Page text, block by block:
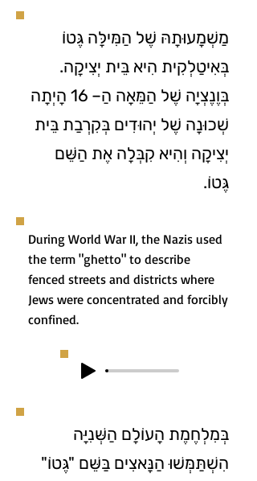
מַשְׁמָעוּתָהּ שֶׁל הַמִּילָּה גֶּטוֹ
בְּאִיטַלְקִית הִיא בֵּית יְצִיקָה.
בְּוֶנֶצְיָה שֶׁל הַמֵּאָה הַ– 16 הָיְתָה
שְׁכוּנָה שֶׁל יְהוּדִים בְּקִרְבַת בֵּית
יְצִיקָה וְהִיא קִבְּלָה אֶת הַשֵּׁם
גֶּטוֹ.
During World War II, the Nazis used
the term "ghetto" to describe
fenced streets and districts where
Jews were concentrated and forcibly
confined.
בְּמִלְחֶמֶת הָעוֹלָם הַשְּׁנִיָּה
הִשְׁתַּמְּשׁוּ הַנָּאצִים בַּשֵּׁם "גֶּטוֹ"